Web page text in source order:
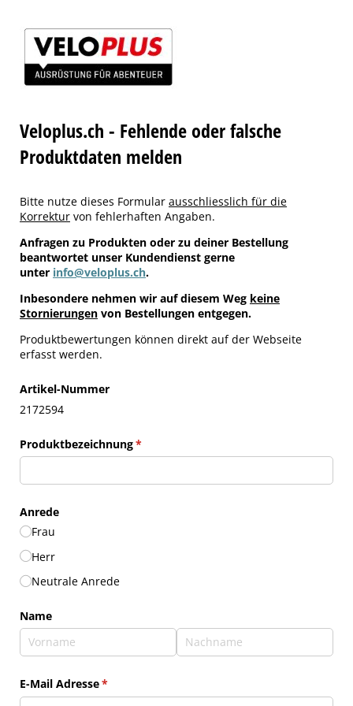
Veloplus.ch - Fehlende oder falsche
Produktdaten melden
Bitte nutze dieses Formular ausschliesslich für die
Korrektur von fehlerhaften Angaben.
Anfragen zu Produkten oder zu deiner Bestellung
beantwortet unser Kundendienst gerne
unter info@veloplus.ch.
Inbesondere nehmen wir auf diesem Weg keine
Stornierungen von Bestellungen entgegen.
Produktbewertungen können direkt auf der Webseite
erfasst werden.
Artikel-Nummer
2172594
Produktbezeichnung*
(erforderlich)
Anrede
Frau
Herr
Neutrale Anrede
Name
E-Mail Adresse*
(erforderlich)